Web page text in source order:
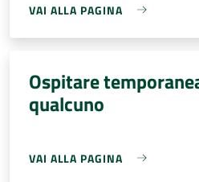
VAI ALLA PAGINA
Ospitare
qualcuno
VAI ALLA PAGINA